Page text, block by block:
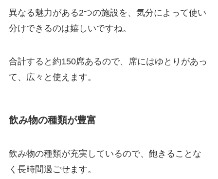
異なる魅力がある2つの施設を、気分によって使い
分けできるのは嬉しいですね。
合計すると約150席あるので、席にはゆとりがあっ
て、広々と使えます。
飲み物の種類が豊富
飲み物の種類が充実しているので、飽きることな
く長時間過ごせます。